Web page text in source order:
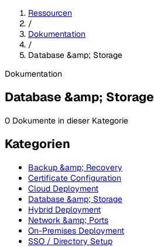
Ressourcen
/
Dokumentation
/
Database &amp; Storage
Dokumentation
Database &amp; Storage
0 Dokumente in dieser Kategorie
Kategorien
Backup &amp; Recovery
Certificate Configuration
Cloud Deployment
Database &amp; Storage
Hybrid Deployment
Network &amp; Ports
On-Premises Deployment
SSO / Directory Setup